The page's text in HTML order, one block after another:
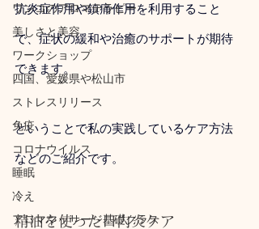
ワンコのアロマテラピー
美しさと美容
ワークショップ
四国、愛媛県や松山市
ストレスリリース
免疫
コロナウイルス
睡眠
冷え
アロママッサージ基礎クラス
抗炎症作用や鎮痛作用を利用すること
で、症状の緩和や治癒のサポートが期待
できます。
ということで私の実践しているケア方法
などのご紹介です。
精油を使った口内炎ケア